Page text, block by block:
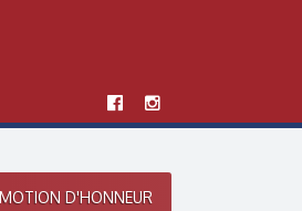
D'HONNEUR